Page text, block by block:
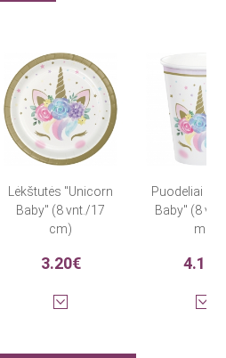
Lėkštutės "Unicorn
Baby" (8 vnt./17
cm)
3.20€
Puodeliai
Baby" (8
ml)
4.10€